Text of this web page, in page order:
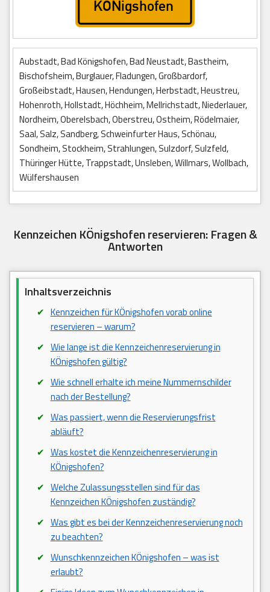
Aubstadt, Bad Königshofen, Bad Neustadt, Bastheim,
Bischofsheim, Burglauer, Fladungen, Großbardorf,
Großeibstadt, Hausen, Hendungen, Herbstadt, Heustreu,
Hohenroth, Hollstadt, Höchheim, Mellrichstadt, Niederlauer,
Nordheim, Oberelsbach, Oberstreu, Ostheim, Rödelmaier,
Saal, Salz, Sandberg, Schweinfurter Haus, Schönau,
Sondheim, Stockheim, Strahlungen, Sulzdorf, Sulzfeld,
Thüringer Hütte, Trappstadt, Unsleben, Willmars, Wollbach,
Wülfershausen
Kennzeichen KÖnigshofen reservieren: Fragen &
Antworten
Inhaltsverzeichnis
Kennzeichen für KÖnigshofen vorab online
reservieren – warum?
Wie lange ist die Kennzeichenreservierung in
KÖnigshofen gültig?
Wie schnell erhalte ich meine Nummernschilder
nach der Bestellung?
Was passiert, wenn die Reservierungsfrist
abläuft?
Was kostet die Kennzeichenreservierung in
KÖnigshofen?
Welche Zulassungsstellen sind für das
Kennzeichen KÖnigshofen zuständig?
Was gibt es bei der Kennzeichenreservierung noch
zu beachten?
Wunschkennzeichen KÖnigshofen – was ist
erlaubt?